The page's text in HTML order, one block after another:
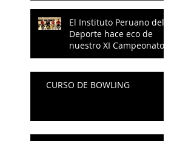
El Instituto Peruano del
Deporte hace eco de
nuestro XI Campeonato
CURSO DE BOWLING